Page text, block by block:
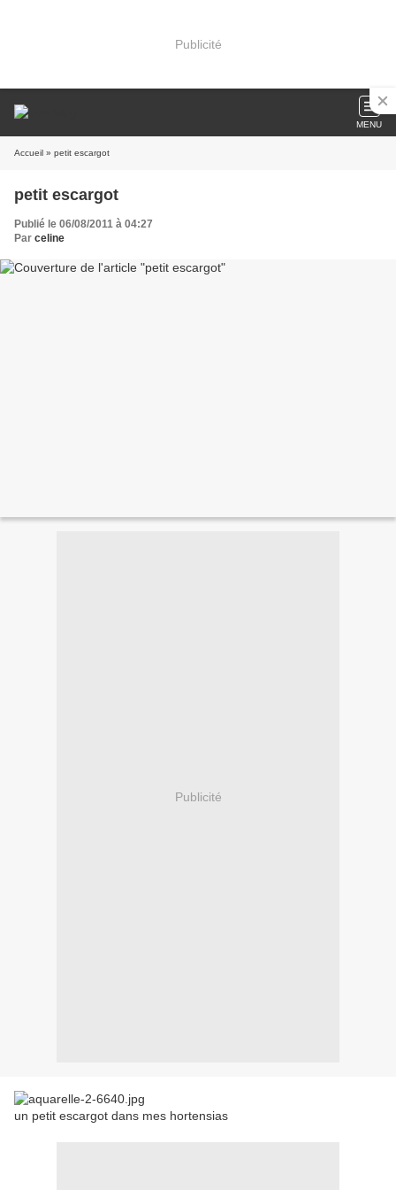
Publicité
MENU
Accueil » petit escargot
petit escargot
Publié le 06/08/2011 à 04:27
Par celine
Publicité
un petit escargot dans mes hortensias